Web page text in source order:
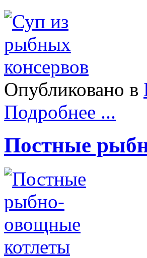
Опубликовано в
Подробнее ...
Постные